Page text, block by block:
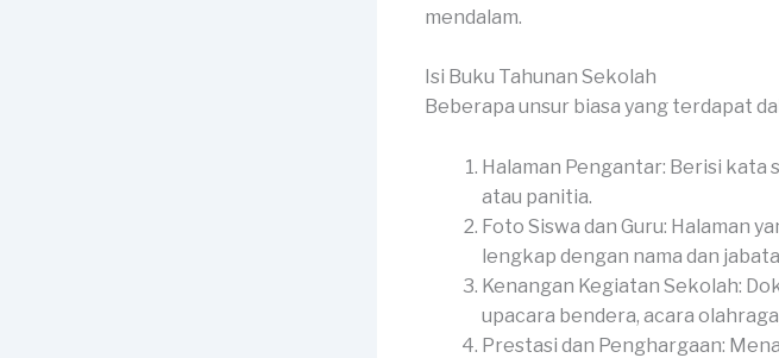
mendalam.
Isi Buku Tahunan Sekolah
Beberapa unsur biasa yang terdapat
Halaman Pengantar: Berisi kata
atau panitia.
Foto Siswa dan Guru: Halaman
lengkap dengan nama dan
Kenangan Kegiatan Sekolah:
upacara bendera, acara
Prestasi dan Penghargaan: